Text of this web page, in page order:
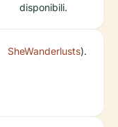
disponibili.
SheWanderlusts).